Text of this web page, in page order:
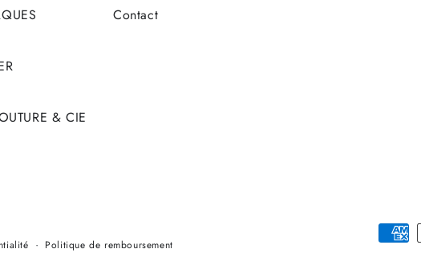
& CIE
Contact
Politique de remboursement